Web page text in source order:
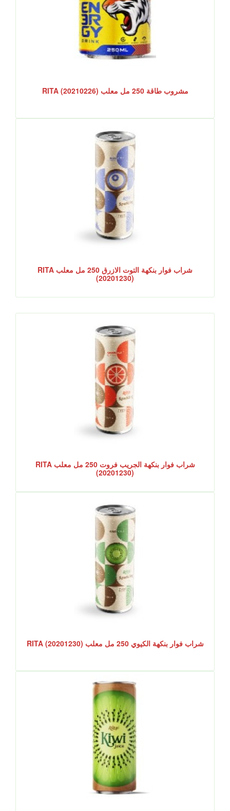
مشروب طاقة 250 مل معلب RITA (20210226)
شراب فوار بنكهة التوت الازرق 250 مل معلب RITA
(20201230)
شراب فوار بنكهة الجريب فروت 250 مل معلب RITA
(20201230)
شراب فوار بنكهة الكيوي 250 مل معلب RITA (20201230)